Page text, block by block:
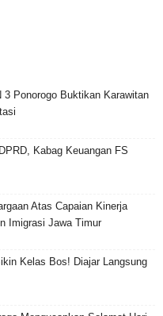
3 Ponorogo Buktikan Karawitan
Kabag Keuangan FS
Atas Capaian Kinerja
Imigrasi Jawa Timur
Kelas Bos! Diajar Langsung